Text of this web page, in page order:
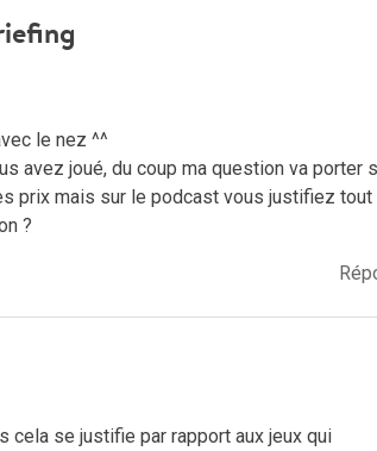
le nez ^^
avez joué, du coup ma question va porter
prix mais sur le podcast vous justifiez tout
?
cela se justifie par rapport aux jeux qui